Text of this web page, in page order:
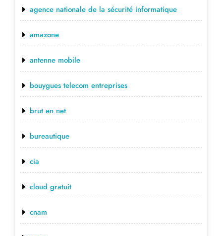
agence nationale de la sécurité informatique
amazone
antenne mobile
bouygues telecom entreprises
brut en net
bureautique
cia
cloud gratuit
cnam